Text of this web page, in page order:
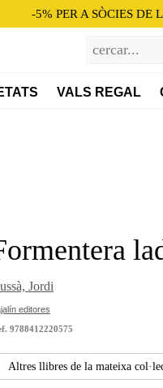
-5% PER A SÒCIES
VALS REGAL
Jordi
editores
9788412220575
Altres llibres de la mateixa